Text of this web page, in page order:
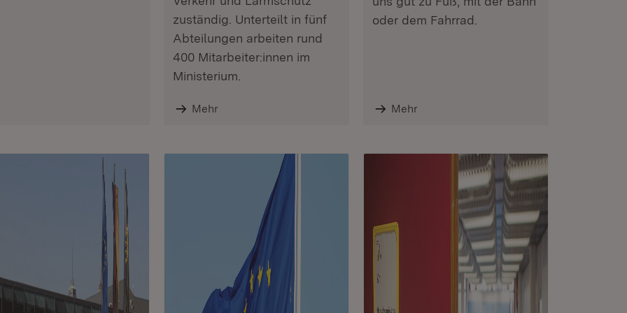
zuständig. Unterteilt in fünf
Abteilungen arbeiten rund
400 Mitarbeiter:innen im
Ministerium.
Mehr
oder dem Fahrrad.
Mehr